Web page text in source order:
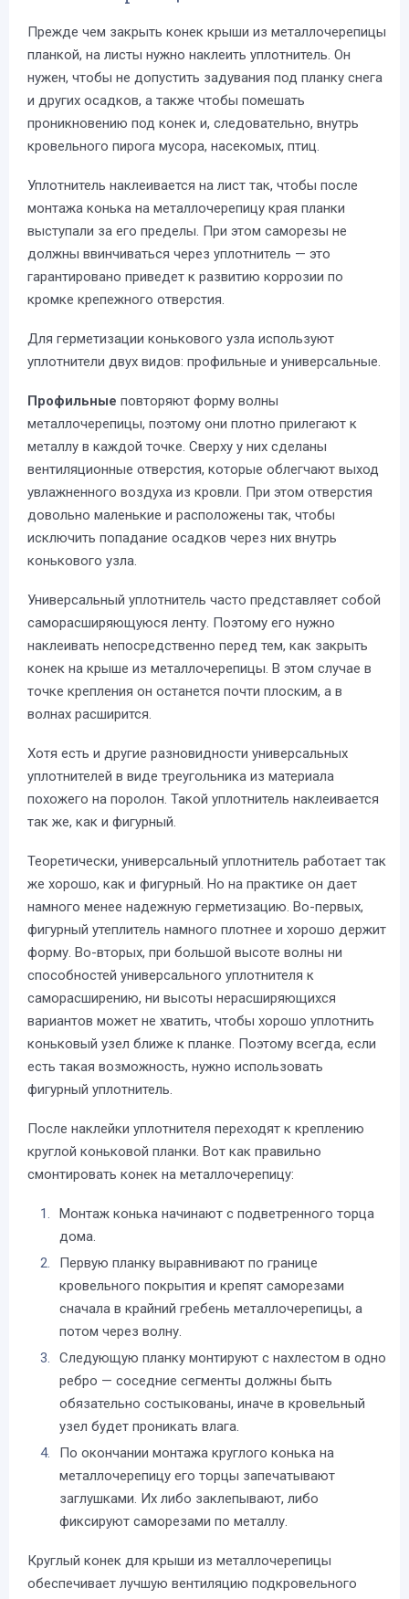
Прежде чем закрыть конек крыши из металлочерепицы
планкой, на листы нужно наклеить уплотнитель. Он
нужен, чтобы не допустить задувания под планку снега
и других осадков, а также чтобы помешать
проникновению под конек и, следовательно, внутрь
кровельного пирога мусора, насекомых, птиц.
Уплотнитель наклеивается на лист так, чтобы после
монтажа конька на металлочерепицу края планки
выступали за его пределы. При этом саморезы не
должны ввинчиваться через уплотнитель — это
гарантировано приведет к развитию коррозии по
кромке крепежного отверстия.
Для герметизации конькового узла используют
уплотнители двух видов: профильные и универсальные.
Профильные повторяют форму волны
металлочерепицы, поэтому они плотно прилегают к
металлу в каждой точке. Сверху у них сделаны
вентиляционные отверстия, которые облегчают выход
увлажненного воздуха из кровли. При этом отверстия
довольно маленькие и расположены так, чтобы
исключить попадание осадков через них внутрь
конькового узла.
Универсальный уплотнитель часто представляет собой
саморасширяющуюся ленту. Поэтому его нужно
наклеивать непосредственно перед тем, как закрыть
конек на крыше из металлочерепицы. В этом случае в
точке крепления он останется почти плоским, а в
волнах расширится.
Хотя есть и другие разновидности универсальных
уплотнителей в виде треугольника из материала
похожего на поролон. Такой уплотнитель наклеивается
так же, как и фигурный.
Теоретически, универсальный уплотнитель работает так
же хорошо, как и фигурный. Но на практике он дает
намного менее надежную герметизацию. Во-первых,
фигурный утеплитель намного плотнее и хорошо держит
форму. Во-вторых, при большой высоте волны ни
способностей универсального уплотнителя к
саморасширению, ни высоты нерасширяющихся
вариантов может не хватить, чтобы хорошо уплотнить
коньковый узел ближе к планке. Поэтому всегда, если
есть такая возможность, нужно использовать
фигурный уплотнитель.
После наклейки уплотнителя переходят к креплению
круглой коньковой планки. Вот как правильно
смонтировать конек на металлочерепицу:
Монтаж конька начинают с подветренного торца
дома.
Первую планку выравнивают по границе
кровельного покрытия и крепят саморезами
сначала в крайний гребень металлочерепицы, а
потом через волну.
Следующую планку монтируют с нахлестом в одно
ребро — соседние сегменты должны быть
обязательно состыкованы, иначе в кровельный
узел будет проникать влага.
По окончании монтажа круглого конька на
металлочерепицу его торцы запечатывают
заглушками. Их либо заклепывают, либо
фиксируют саморезами по металлу.
Круглый конек для крыши из металлочерепицы
обеспечивает лучшую вентиляцию подкровельного